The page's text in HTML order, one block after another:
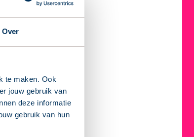
Over
te maken. Ook
jouw gebruik van
deze informatie
gebruik van hun